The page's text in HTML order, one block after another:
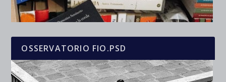
OSSERVATORIO FIO.PSD